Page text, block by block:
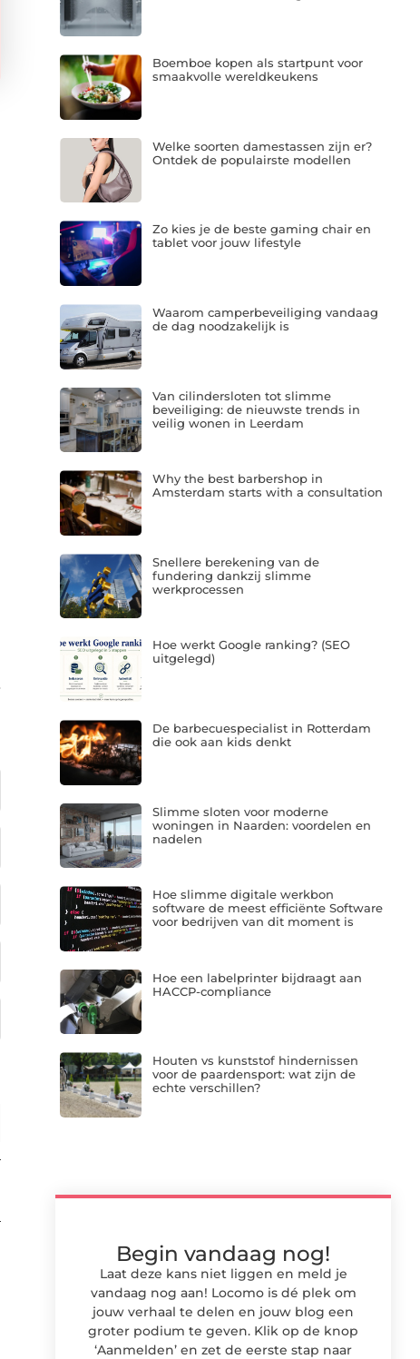
Boemboe kopen als startpunt voor
smaakvolle wereldkeukens
Welke soorten damestassen zijn er?
Ontdek de populairste modellen
Zo kies je de beste gaming chair en
tablet voor jouw lifestyle
Waarom camperbeveiliging vandaag
de dag noodzakelijk is
Van cilindersloten tot slimme
beveiliging: de nieuwste trends in
veilig wonen in Leerdam
Why the best barbershop in
Amsterdam starts with a consultation
Snellere berekening van de
fundering dankzij slimme
werkprocessen
Hoe werkt Google ranking? (SEO
uitgelegd)
De barbecuespecialist in Rotterdam
die ook aan kids denkt
Slimme sloten voor moderne
woningen in Naarden: voordelen en
nadelen
Hoe slimme digitale werkbon
software de meest efficiënte Software
voor bedrijven van dit moment is
Hoe een labelprinter bijdraagt aan
HACCP-compliance
Houten vs kunststof hindernissen
voor de paardensport: wat zijn de
echte verschillen?
Begin vandaag nog!
Laat deze kans niet liggen en meld je
vandaag nog aan! Locomo is dé plek om
jouw verhaal te delen en jouw blog een
groter podium te geven. Klik op de knop
‘Aanmelden’ en zet de eerste stap naar